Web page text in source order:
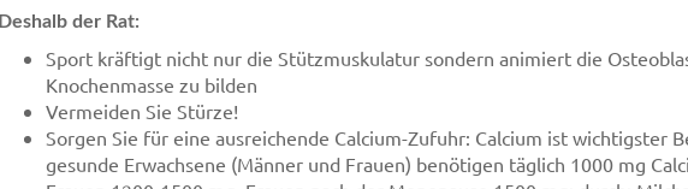
Deshalb der Rat:
Sport kräftigt nicht nur die Stützmuskulatur sondern animiert die
Knochenmasse zu bilden
Vermeiden Sie Stürze!
Sorgen Sie für eine ausreichende Calcium-Zufuhr: Calcium ist wichtigster
gesunde Erwachsene (Männer und Frauen) benötigen täglich 1000 mg